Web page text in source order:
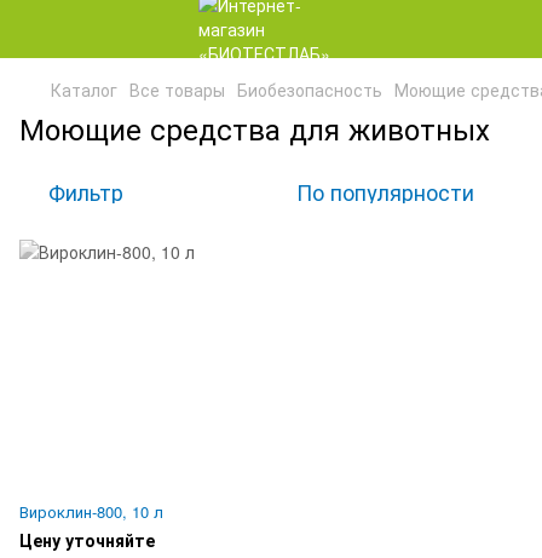
Каталог Все товары Биобезопасность Моющие
Моющие средства для животных
Фильтр По популярности
Вироклин-800, 10 л
Цену уточняйте